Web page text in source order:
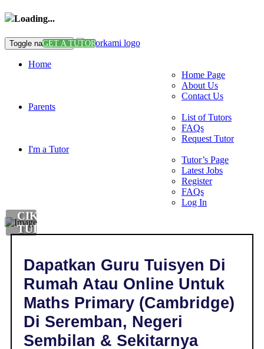
Loading...
Toggle navigationGET A TUTOR
Home
Home Page
About Us
Contact Us
Parents
List of Tutors
FAQs
Request Tutor
I'm a Tutor
Tutor’s Page
Latest Jobs
Register
FAQs
Log In
CIKGU
TUISYEN
SEREMBAN,
NEGERI
SEMBILAN
PRIMARY
(CAMBRIDGE)
Dapatkan Guru Tuisyen Di
Rumah Atau Online Untuk
Maths Primary (Cambridge)
Di Seremban, Negeri
Sembilan & Sekitarnya